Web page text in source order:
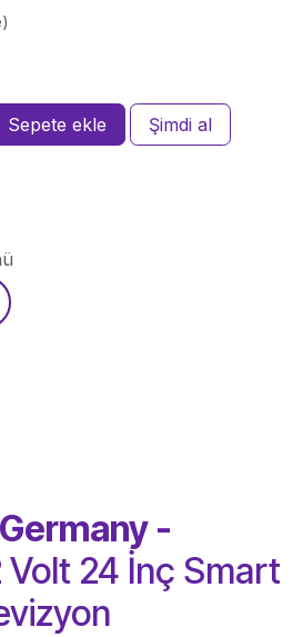
Sepete ekle Şimdi al
-
Volt 24 İnç Smart